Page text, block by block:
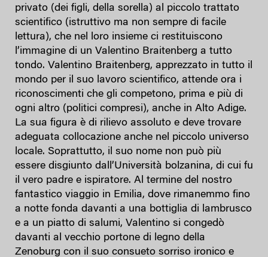
privato (dei figli, della sorella) al piccolo trattato
scientifico (istruttivo ma non sempre di facile
lettura), che nel loro insieme ci restituiscono
l’immagine di un Valentino Braitenberg a tutto
tondo. Valentino Braitenberg, apprezzato in tutto il
mondo per il suo lavoro scientifico, attende ora i
riconoscimenti che gli competono, prima e più di
ogni altro (politici compresi), anche in Alto Adige.
La sua figura è di rilievo assoluto e deve trovare
adeguata collocazione anche nel piccolo universo
locale. Soprattutto, il suo nome non può più
essere disgiunto dall’Università bolzanina, di cui fu
il vero padre e ispiratore. Al termine del nostro
fantastico viaggio in Emilia, dove rimanemmo fino
a notte fonda davanti a una bottiglia di lambrusco
e a un piatto di salumi, Valentino si congedò
davanti al vecchio portone di legno della
Zenoburg con il suo consueto sorriso ironico e